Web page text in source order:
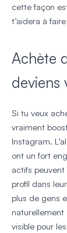
cette façon
t’aidera à
Achète
deviens
Si tu veux
vraiment
Instagram.
ont un fort
actifs
profil dans
plus de gens
visible pour